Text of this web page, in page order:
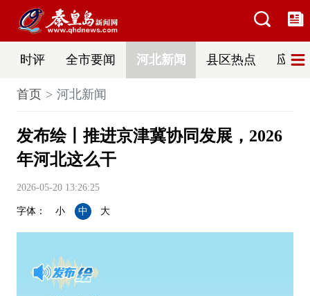
时评 全市要闻 河北新闻 县区热点 应急
首页 河北新闻
发布绘丨推进京津冀协同发展，2026
年河北这么干
2026-05-20 13:26:25
字体： 小 中 大